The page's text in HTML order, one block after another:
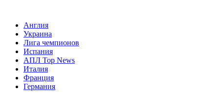
Англия
Украина
Лига чемпионов
Испания
АПЛ Top News
Италия
Франция
Германия